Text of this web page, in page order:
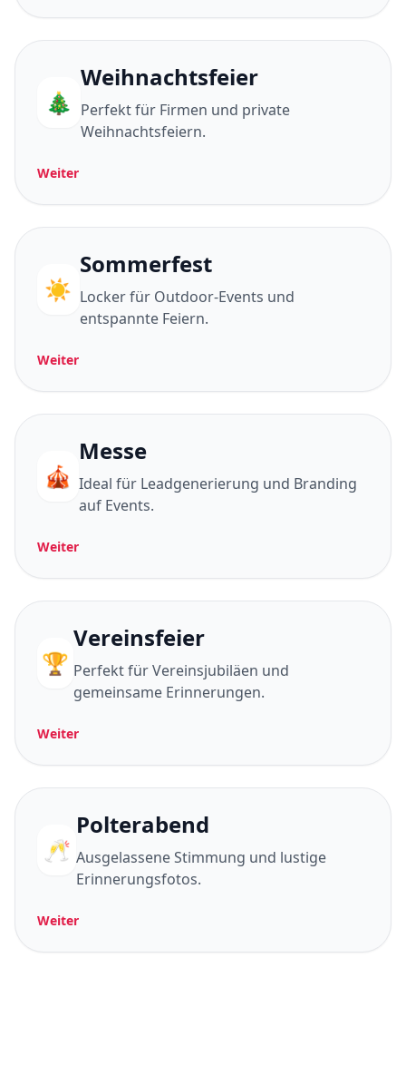
🎄
Weihnachtsfeier
Perfekt für Firmen und private
Weihnachtsfeiern.
Weiter
☀️
Sommerfest
Locker für Outdoor-Events und
entspannte Feiern.
Weiter
🎪
Messe
Ideal für Leadgenerierung und Branding
auf Events.
Weiter
🏆
Vereinsfeier
Perfekt für Vereinsjubiläen und
gemeinsame Erinnerungen.
Weiter
🥂
Polterabend
Ausgelassene Stimmung und lustige
Erinnerungsfotos.
Weiter